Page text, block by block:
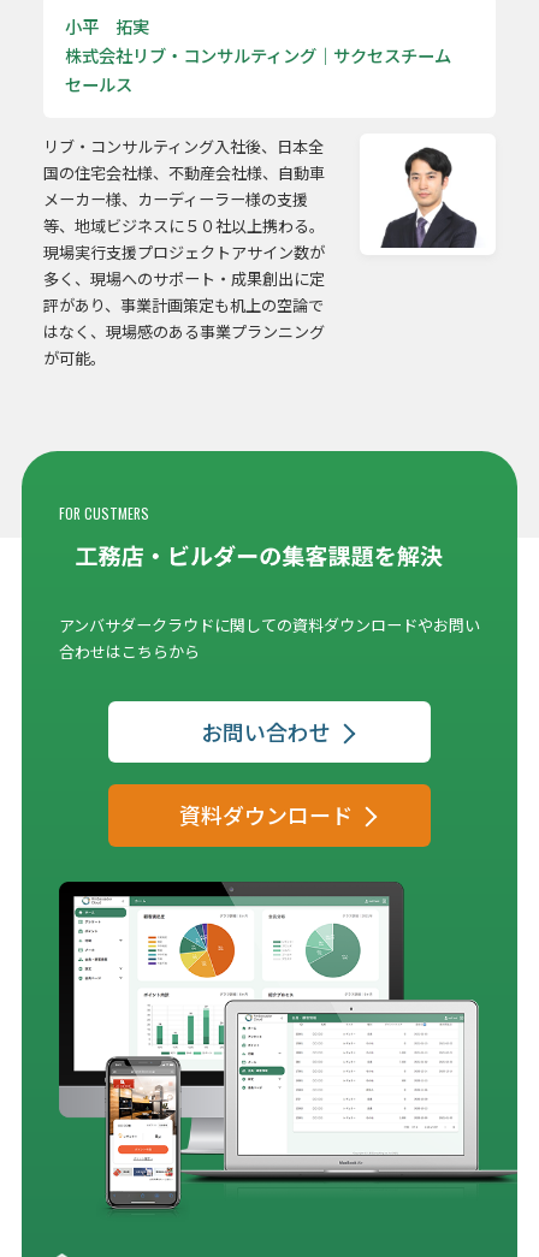
小平 拓実
株式会社リブ・コンサルティング｜サクセスチーム
セールス
リブ・コンサルティング入社後、日本全
国の住宅会社様、不動産会社様、自動車
メーカー様、カーディーラー様の支援
等、地域ビジネスに５０社以上携わる。
現場実行支援プロジェクトアサイン数が
多く、現場へのサポート・成果創出に定
評があり、事業計画策定も机上の空論で
はなく、現場感のある事業プランニング
が可能。
FOR CUSTMERS
アンバサダークラウドに関しての資料ダウンロードやお問い
合わせはこちらから
お問い合わせ
資料ダウンロード